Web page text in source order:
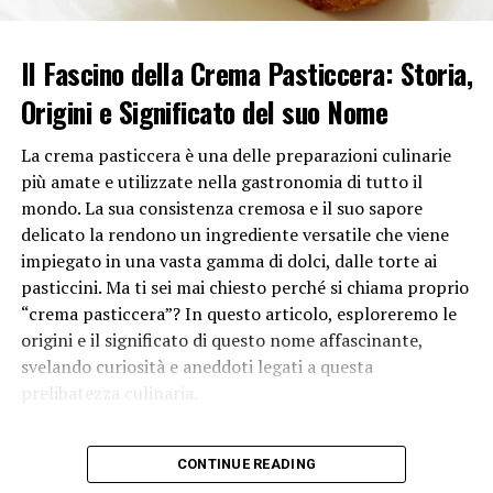
stimola la produzione di enzimi che scompongono
delle banane. All’interno del frigorifero, l’etilene
prodotto dalle banane si accumula a causa della
mancanza di ventilazione, creando un ambiente adatto
La maturazione rapida delle banane
Un altro fattore che contribuisce alla maturazione
rapida delle banane nel frigorifero è l’umidità. L’aria
all’interno del frigorifero tende ad essere più umida
rispetto all’aria ambiente, e questa elevata umidità può
accelerare la decomposizione delle banane. L’alta
umidità può causare la formazione di macchie scure
sulla buccia delle banane e favorire la crescita di muffe o
Sebbene le banane mature possano sembrare meno
attraenti a causa di macchie scure sulla buccia, sono
Il Fascino della Crema Pasticcera: Storia,
Origini e Significato del suo Nome
La crema pasticcera è una delle preparazioni culinarie
più amate e utilizzate nella gastronomia di tutto il
mondo. La sua consistenza cremosa e il suo sapore
delicato la rendono un ingrediente versatile che viene
impiegato in una vasta gamma di dolci, dalle torte ai
pasticcini. Ma ti sei mai chiesto perché si chiama proprio
“crema pasticcera”? In questo articolo, esploreremo le
origini e il significato di questo nome affascinante,
svelando curiosità e aneddoti legati a questa
prelibatezza culinaria.
Storia della Crema Pasticcera
CONTINUE READING